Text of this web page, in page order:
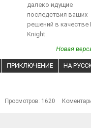
далеко идущие
последствия ваших
решений в качестве
Knight.
Новая
ПРИКЛЮЧЕНИЕ НА
Просмотров: 1620